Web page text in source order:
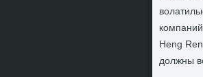
Heng
должны